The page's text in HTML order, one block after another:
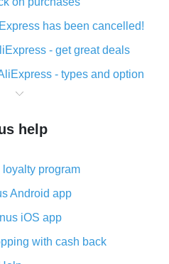
has been cancelled!
- get great deals
- types and option
making purchases on
cash back for AliExpress
back plugin and what are
mobile app -
of the plugin
has been cancelled!
help
loyalty program
Android app
iOS app
with cash back